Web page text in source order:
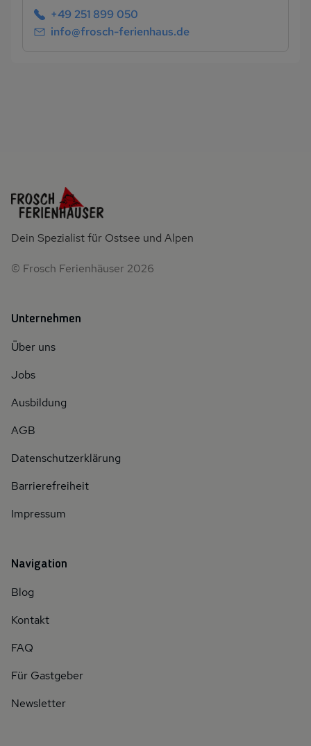
+49 251 899 050
info@frosch-ferienhaus.de
Dein Spezialist für Ostsee und Alpen
© Frosch Ferienhäuser 2026
Unternehmen
Über uns
Jobs
Ausbildung
AGB
Datenschutzerklärung
Barrierefreiheit
Impressum
Navigation
Blog
Kontakt
FAQ
Für Gastgeber
Newsletter